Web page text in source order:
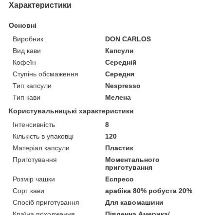
Характеристики
Основні
Виробник
DON CARLOS
Вид кави
Капсули
Кофеїн
Середній
Ступінь обсмаження
Середня
Тип капсули
Nespresso
Тип кави
Мелена
Користувальницькі характеристики
Інтенсивність
8
Кількість в упаковці
120
Матеріал капсули
Пластик
Приготування
Моментального
приготування
Розмір чашки
Еспресо
Сорт кави
арабіка 80% робуста 20%
Спосіб приготування
Для кавомашини